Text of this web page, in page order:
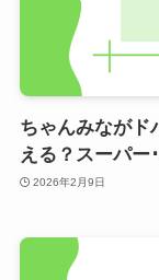
ちゃんみながド
える？スーパー
2026年2月9日